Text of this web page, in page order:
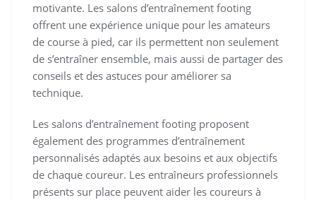
motivante. Les salons d’entraînement footing
offrent une expérience unique pour les amateurs
de course à pied, car ils permettent non seulement
de s’entraîner ensemble, mais aussi de partager des
conseils et des astuces pour améliorer sa
technique.
Les salons d’entraînement footing proposent
également des programmes d’entraînement
personnalisés adaptés aux besoins et aux objectifs
de chaque coureur. Les entraîneurs professionnels
présents sur place peuvent aider les coureurs à